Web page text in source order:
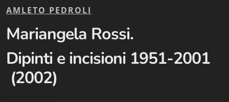
AMLETO PEDROLI
Mariangela Rossi.
Dipinti e incisioni 1951-2001
(2002)
Facsimili
Immagini & Arte
Incontro con
iQuaderni - fondazioneculturalecollinadoro